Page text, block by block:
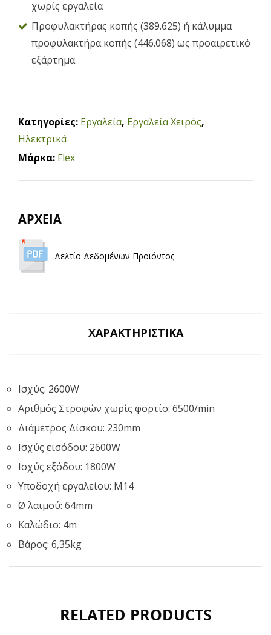
χωρίς εργαλεία
Προφυλακτήρας κοπής (389.625) ή κάλυμμα
προφυλακτήρα κοπής (446.068) ως προαιρετικό
εξάρτημα
Κατηγορίες: Εργαλεία, Εργαλεία Χειρός,
Ηλεκτρικά
Μάρκα: Flex
ΑΡΧΕΙΑ
Δελτίο Δεδομένων Προϊόντος
ΧΑΡΑΚΤΗΡΙΣΤΙΚΆ
Ισχύς: 2600W
Αριθμός Στροφών χωρίς φορτίο: 6500/min
Διάμετρος Δίσκου: 230mm
Ισχύς εισόδου: 2600W
Ισχύς εξόδου: 1800W
Υποδοχή εργαλείου: Μ14
Ø λαιμού: 64mm
Καλώδιο: 4m
Βάρος: 6,35kg
RELATED PRODUCTS